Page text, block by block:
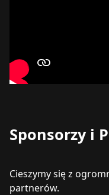
Sponsorzy i
Cieszymy się z
partnerów.